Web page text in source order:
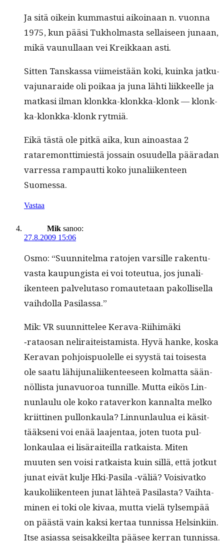
Ja sitä oikein kum­mas­tui aikoinaan n. vuon­na
1975, kun pääsi Tukhol­mas­ta sel­l­aiseen junaan,
mikä vaunul­laan vei Kreikkaan asti.
Sit­ten Tan­skas­sa viimeistään koki, kuin­ka jatku­
va­ju­naraide oli poikaa ja juna lähti liik­keelle ja
matkasi ilman klonk­ka-klonk­ka-klonk — klonk­
ka-klonk­ka-klonk rytmiä.
Eikä tästä ole pitkä aika, kun ain­oas­taa 2
ratare­mont­timi­estä jos­sain osu­udel­la pääradan
var­res­sa ram­paut­ti koko junali­iken­teen
Suomessa.
Vastaa
Mik sanoo:
27.8.2009 15:06
Osmo: “Suun­nitel­ma rato­jen var­sille rak­en­tu­
vas­ta kaupungista ei voi toteu­tua, jos junali­
iken­teen palve­lu­ta­so romaute­taan pakol­lisel­la
vai­h­dol­la Pasilassa.”
Mik: VR suun­nit­telee Ker­a­va-Riihimä­ki
‑rataosan neli­raiteis­tamista. Hyvä han­ke, kos­ka
Ker­a­van pohjois­puolelle ei syys­tä tai tois­es­ta
ole saatu lähi­ju­nali­iken­teeseen kol­mat­ta sään­
nöl­lista junavuoroa tun­nille. Mut­ta eikös Lin­
nun­laulu ole koko rataverkon kannal­ta melko
kri­it­ti­nen pul­lonkaula? Lin­nun­laulua ei käsit­
tääk­seni voi enää laa­jen­taa, joten tuo­ta pul­
lonkaulaa ei lisäraiteil­la ratkaista. Miten
muuten sen voisi ratkaista kuin sil­lä, että jotkut
junat eivät kul­je Hki-Pasi­la ‑väliä? Voisi­vatko
kaukoli­iken­teen junat lähteä Pasi­las­ta? Vai­h­t­a­
mi­nen ei toki ole kivaa, mut­ta vielä tylsem­pää
on päästä vain kak­si ker­taa tun­nis­sa Helsinki­in.
Itse asi­as­sa seisakkeil­ta pääsee ker­ran tunnissa.